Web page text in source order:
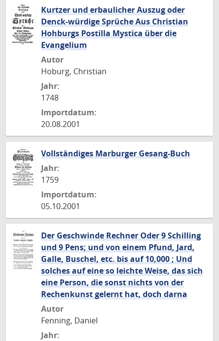
Kurtzer und erbaulicher Auszug oder
Denck-würdige Sprüche Aus Christian
Hohburgs Postilla Mystica über die
Evangelium
Autor
Hoburg, Christian
Jahr:
1748
Importdatum:
20.08.2001
Vollständiges Marburger Gesang-Buch
Jahr:
1759
Importdatum:
05.10.2001
Der Geschwinde Rechner Oder 9 Schilling
und 9 Pens; und von einem Pfund, Jard,
Galle, Buschel, etc. bis auf 10,000 ; Und
solches auf eine so leichte Weise, das sich
eine Person, die sonst nichts von der
Rechenkunst gelernt hat, doch darna
Autor
Fenning, Daniel
Jahr: